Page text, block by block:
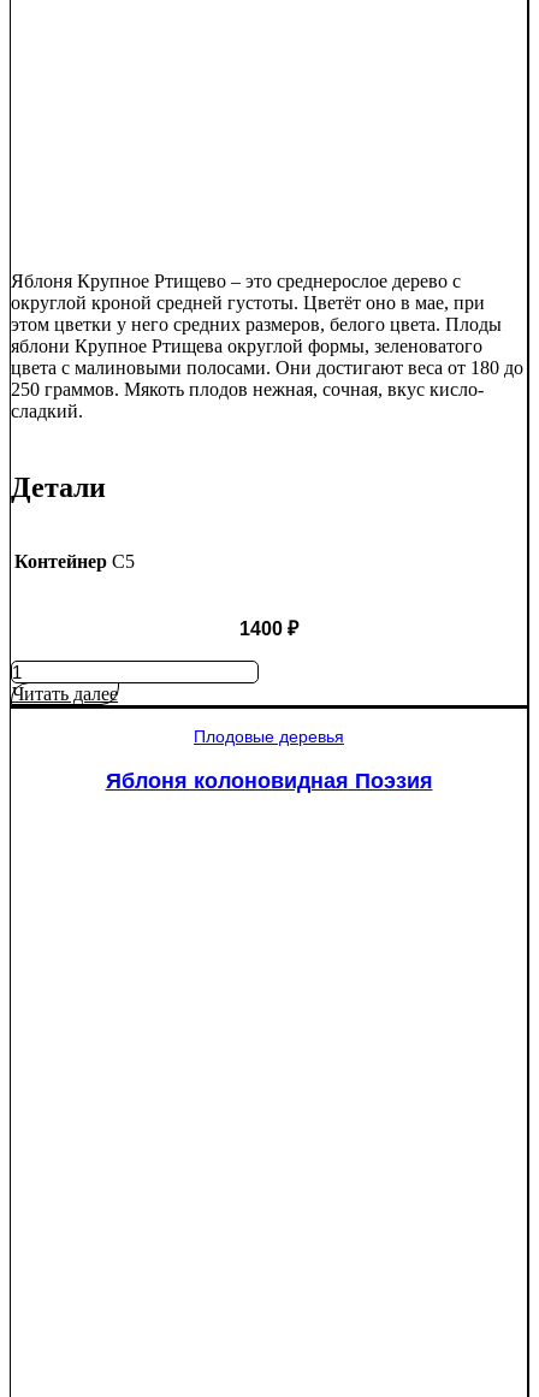
Яблоня Крупное Ртищево – это среднерослое дерево с
округлой кроной средней густоты. Цветёт оно в мае, при
этом цветки у него средних размеров, белого цвета. Плоды
яблони Крупное Ртищева округлой формы, зеленоватого
цвета с малиновыми полосами. Они достигают веса от 180 до
250 граммов. Мякоть плодов нежная, сочная, вкус кисло-
сладкий.
Детали
Контейнер C5
1400 ₽
Количество
товара
Яблоня
Читать далее
Плодовые деревья
Яблоня колоновидная Поэзия